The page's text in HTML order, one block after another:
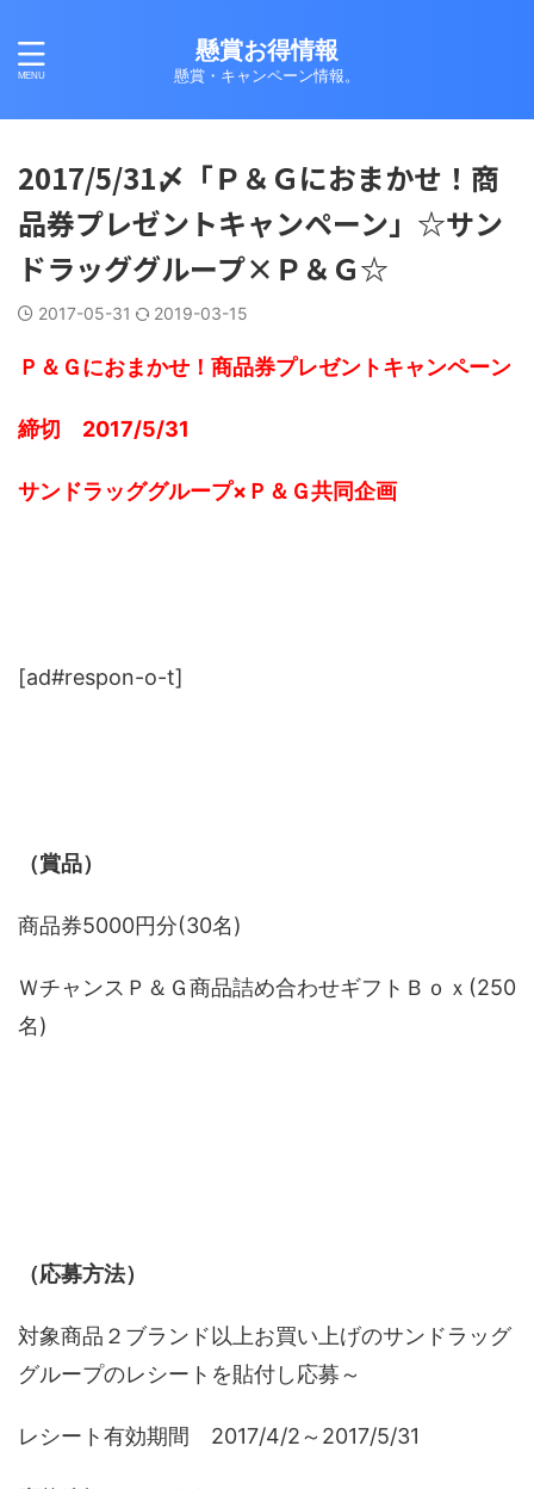
懸賞お得情報
懸賞・キャンペーン情報。
2017/5/31〆「Ｐ＆Ｇにおまかせ！商
品券プレゼントキャンペーン」☆サン
ドラッググループ×Ｐ＆Ｇ☆
2017-05-31 2019-03-15
Ｐ＆Ｇにおまかせ！商品券プレゼントキャンペーン
締切 2017/5/31
サンドラッググループ×Ｐ＆Ｇ共同企画
[ad#respon-o-t]
（賞品）
商品券5000円分(30名)
ＷチャンスＰ＆Ｇ商品詰め合わせギフトＢｏｘ(250
名)
（応募方法）
対象商品２ブランド以上お買い上げのサンドラッグ
グループのレシートを貼付し応募～
レシート有効期間 2017/4/2～2017/5/31